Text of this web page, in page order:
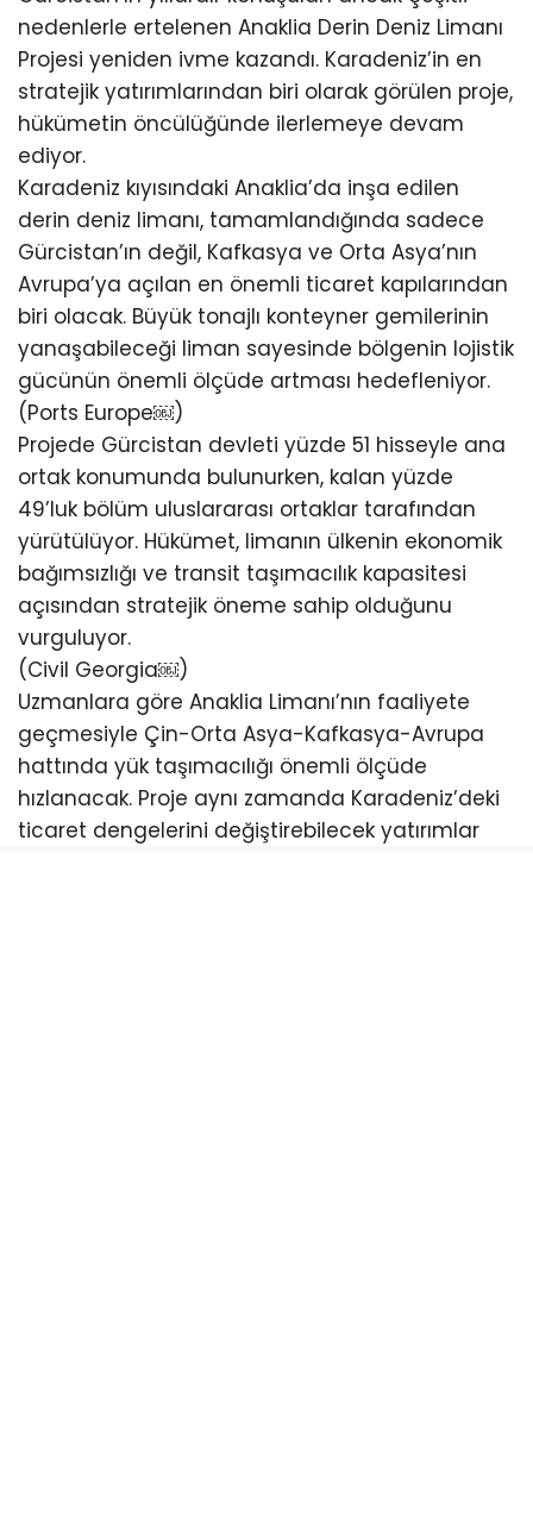
nedenlerle ertelenen Anaklia Derin Deniz Limanı
Projesi yeniden ivme kazandı. Karadeniz’in en
stratejik yatırımlarından biri olarak görülen proje,
hükümetin öncülüğünde ilerlemeye devam
ediyor.
Karadeniz kıyısındaki Anaklia’da inşa edilen
derin deniz limanı, tamamlandığında sadece
Gürcistan’ın değil, Kafkasya ve Orta Asya’nın
Avrupa’ya açılan en önemli ticaret kapılarından
biri olacak. Büyük tonajlı konteyner gemilerinin
yanaşabileceği liman sayesinde bölgenin lojistik
gücünün önemli ölçüde artması hedefleniyor.
(Ports Europe⁠￼)
Projede Gürcistan devleti yüzde 51 hisseyle ana
ortak konumunda bulunurken, kalan yüzde
49’luk bölüm uluslararası ortaklar tarafından
yürütülüyor. Hükümet, limanın ülkenin ekonomik
bağımsızlığı ve transit taşımacılık kapasitesi
açısından stratejik öneme sahip olduğunu
vurguluyor.
(Civil Georgia⁠￼)
Uzmanlara göre Anaklia Limanı’nın faaliyete
geçmesiyle Çin-Orta Asya-Kafkasya-Avrupa
hattında yük taşımacılığı önemli ölçüde
hızlanacak. Proje aynı zamanda Karadeniz’deki
ticaret dengelerini değiştirebilecek yatırımlar